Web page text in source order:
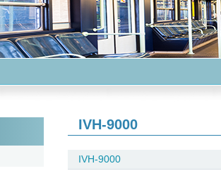
IVH-9000
IVH-9000